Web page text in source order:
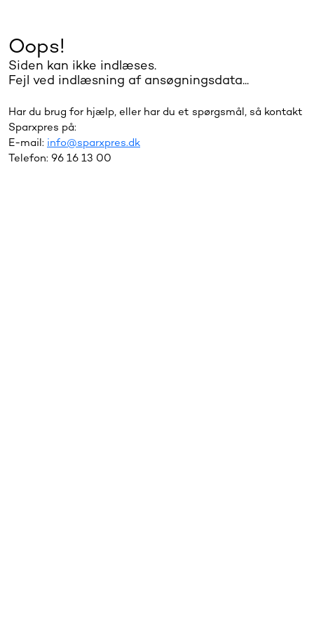
Oops!
Siden kan ikke indlæses.
Fejl ved indlæsning af ansøgningsdata...
Har du brug for hjælp, eller har du et spørgsmål, så kontakt
Sparxpres på:
E-mail: info@sparxpres.dk
Telefon: 96 16 13 00